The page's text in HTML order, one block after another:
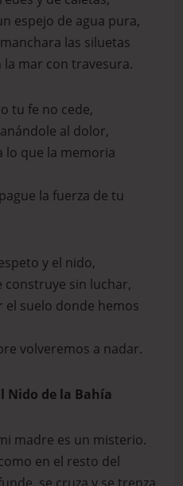
espejo de agua pura,
las siluetas
mar con travesura.
tu fe no cede,
al dolor,
lo que la memoria
la fuerza de tu
y el nido,
construye sin luchar,
suelo donde hemos
volveremos a nadar.
Nido de la Bahía
madre es un misterio.
en el resto del